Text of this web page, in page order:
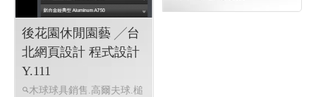
後花園休閒園藝 ╱台
北網頁設計 程式設計
Y.111
木球球具銷售.高爾夫球.槌